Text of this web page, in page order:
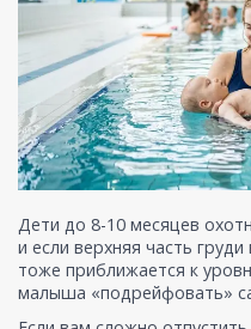
Дети до 8-10 месяцев
и если верхняя часть
тоже приближается к
малыша «подрейфовать»